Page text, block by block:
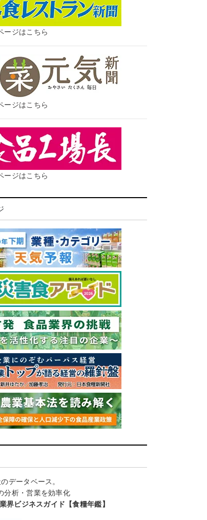
ージはこちら
ージはこちら
ージはこちら
データベース。
分析・営業を効率化
界ビジネスガイド【食糧年鑑】